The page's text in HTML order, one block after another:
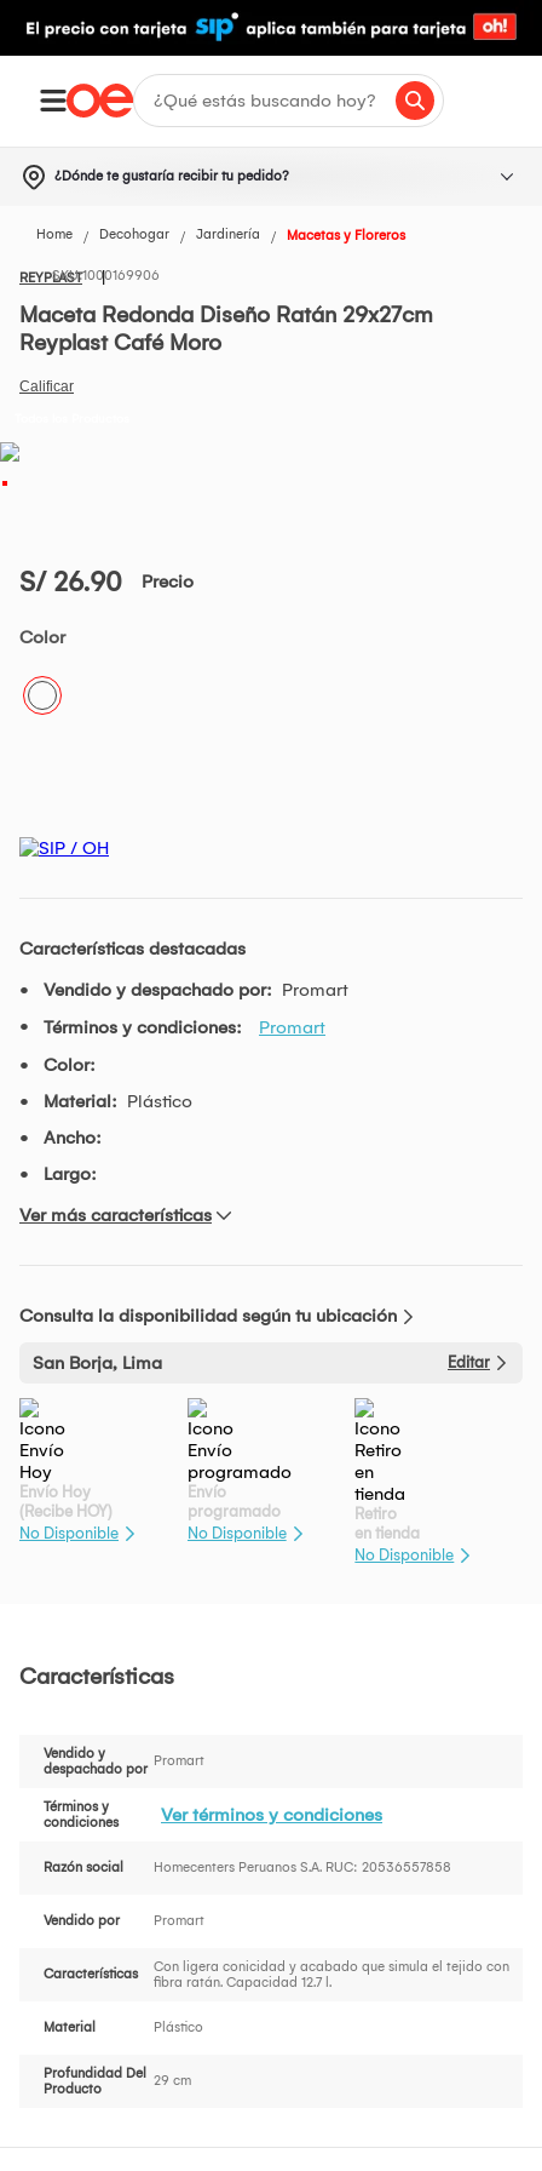
¿Dónde te gustaría recibir tu pedido?
Home Decohogar Jardinería Macetas y Floreros
REYPLAST1000169906
Maceta Redonda Diseño Ratán 29x27cm
Reyplast Café Moro
S/ 26.90 Precio
Color
Características destacadas
Vendido y despachado por: Promart
Términos y condiciones:
Promart
Color:
Material: Plástico
Ancho:
Largo:
Ver más características
Consulta la disponibilidad según tu ubicación
San Borja, Lima Editar
Envío Hoy
(Recibe HOY)
No Disponible
Envío
programado
No Disponible
Retiro
en tienda
No Disponible
Características
Vendido y
despachado por
Promart
Términos y
condiciones
Ver términos y condiciones
Razón social Homecenters Peruanos S.A. RUC: 20536557858
Vendido por Promart
Características
Con ligera conicidad y acabado que simula el tejido con
fibra ratán. Capacidad 12.7 l.
Material Plástico
Profundidad Del
Producto
29 cm